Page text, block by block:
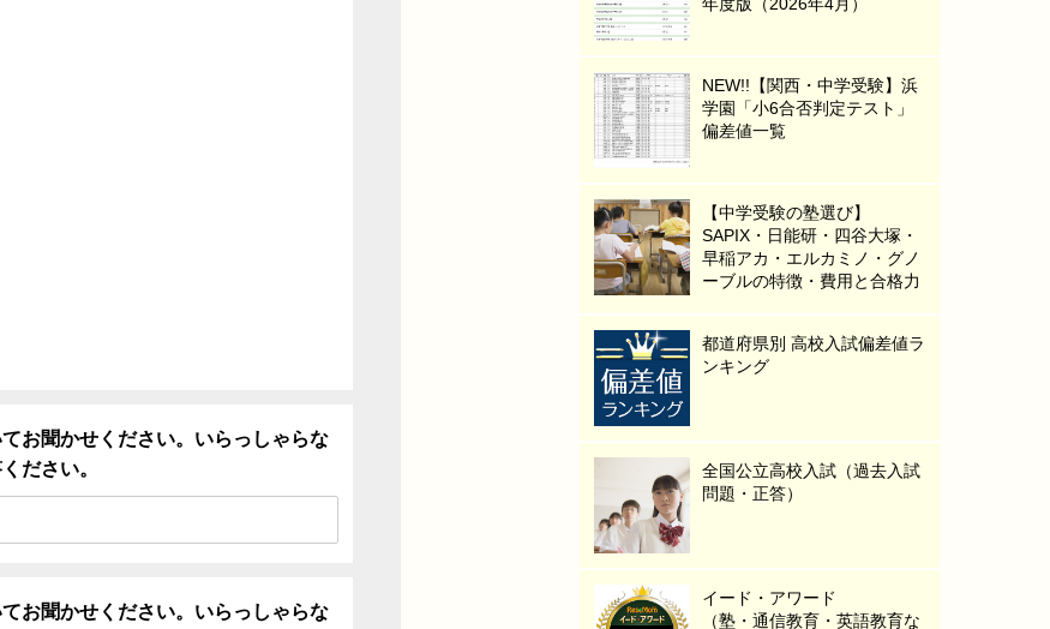
お聞かせください。いらっしゃらな
ださい。
お聞かせください。いらっしゃらな
NEW!!【関西・中学受験】浜
学園「小6合否判定テスト」
偏差値一覧
【中学受験の塾選び】
SAPIX・日能研・四谷大塚・
早稲アカ・エルカミノ・グノ
ーブルの特徴・費用と合格力
都道府県別 高校入試偏差値ラ
ンキング
全国公立高校入試（過去入試
問題・正答）
イード・アワード
（塾・通信教育・英語教育な